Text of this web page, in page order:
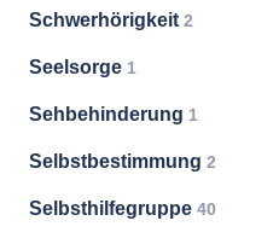
Schwerhörigkeit 2
Seelsorge 1
Sehbehinderung 1
Selbstbestimmung 2
Selbsthilfegruppe 40